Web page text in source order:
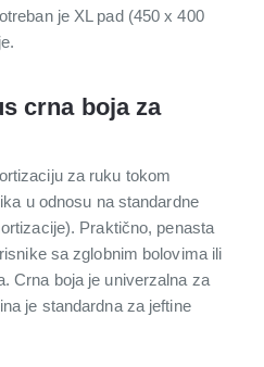
je XL pad (450 x 400
crna boja za
za ruku tokom
u odnosu na standardne
Praktično, penasta
sa zglobnim bolovima ili
Crna boja je univerzalna za
je standardna za jeftine